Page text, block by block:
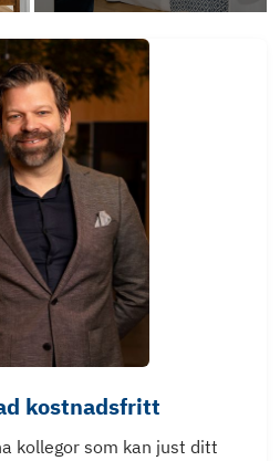
kostnadsfritt
kollegor som kan just ditt